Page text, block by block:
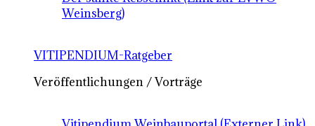
Weinsberg)
VITIPENDIUM-Ratgeber
Veröffentlichungen / Vorträge